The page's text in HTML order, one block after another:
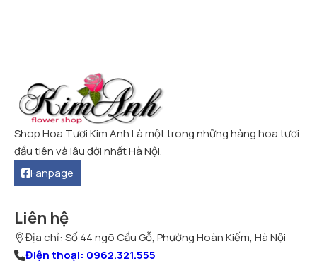
Shop Hoa Tươi Kim Anh Là một trong những hàng hoa tươi
đầu tiên và lâu đời nhất Hà Nội.
Fanpage
Liên hệ
Địa chỉ: Số 44 ngõ Cầu Gỗ, Phường Hoàn Kiếm, Hà Nội
Điện thoại: 0962.321.555